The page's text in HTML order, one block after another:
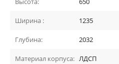
Ширина : 1235
Глубина: 2032
Материал корпуса: ЛДСП